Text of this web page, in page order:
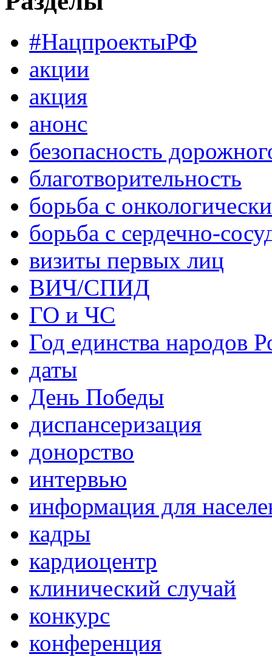
#НацпроектыРФ
акции
акция
анонс
безопасность
благотворительность
борьба с
борьба с сердечно-
визиты первых лиц
ВИЧ/СПИД
ГО и ЧС
Год единства народов
даты
День Победы
диспансеризация
донорство
интервью
информация для
кадры
кардиоцентр
клинический случай
конкурс
конференция